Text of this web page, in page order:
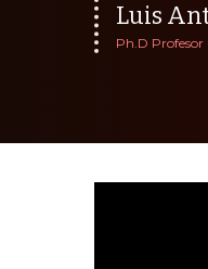
Luis
Ph.D Profesor